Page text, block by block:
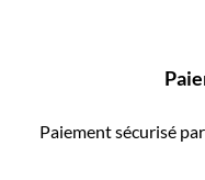
Paiement sécurisé